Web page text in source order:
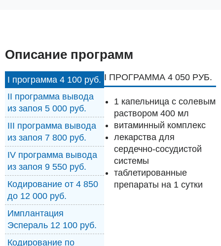
Описание программ
I программа 4 100 руб.
II программа вывода
из запоя 5 000 руб.
III программа вывода
из запоя 7 800 руб.
IV программа вывода
из запоя 9 550 руб.
Кодирование от 4 850
до 12 000 руб.
Имплантация
Эспераль 12 100 руб.
Кодирование по
I ПРОГРАММА 4 050 РУБ.
1 капельница с солевым
раствором 400 мл
витаминный комплекс
лекарства для
сердечно-сосудистой
системы
таблетированные
препараты на 1 сутки